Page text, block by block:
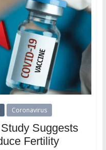
Coronavirus
Suggests
Fertility